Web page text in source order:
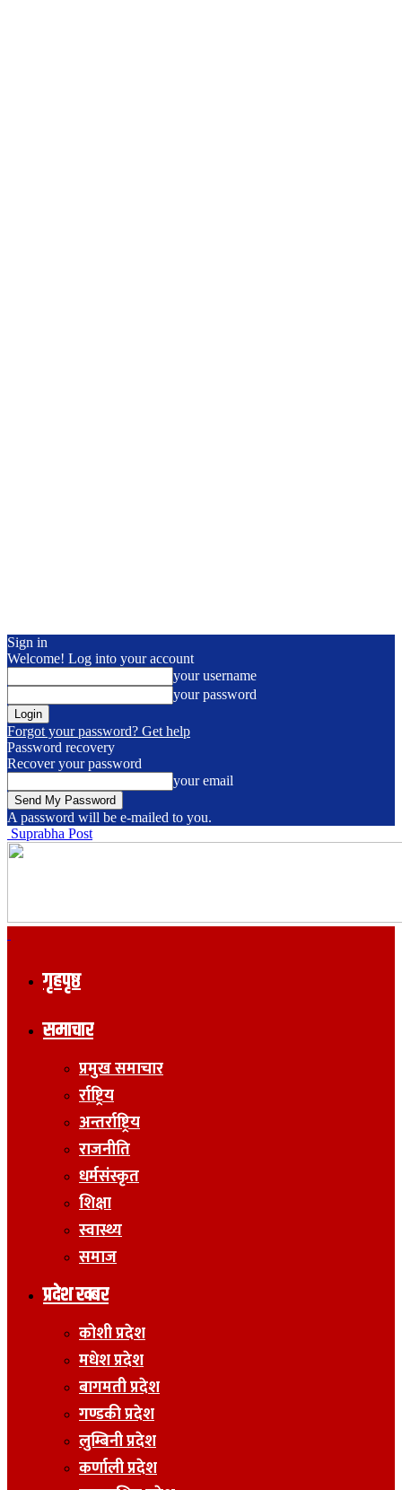
Sign in
Welcome! Log into your account
your username
your password
Forgot your password? Get help
Password recovery
Recover your password
your email
A password will be e-mailed to you.
Suprabha Post
गृहपृष्ठ
समाचार
प्रमुख समाचार
र्राष्ट्रिय
अन्तर्राष्ट्रिय
राजनीति
धर्मसंस्कृत
शिक्षा
स्वास्थ्य
समाज
प्रदेश खबर
कोशी प्रदेश
मधेश प्रदेश
बागमती प्रदेश
गण्डकी प्रदेश
लुम्बिनी प्रदेश
कर्णाली प्रदेश